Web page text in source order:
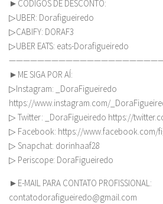
►CÓDIGOS DE DESCONTO:
▷UBER: Dorafigueiredo
▷CABIFY: DORAF3
▷UBER EATS: eats-Dorafigueiredo
►ME SIGA POR AÍ:
▷Instagram: _DoraFigueiredo
https://www.instagram.com/
▷ Twitter: _DoraFigueiredo https://
▷ Facebook: https://www.facebook.com/
▷ Snapchat: dorinhaaf28
▷ Periscope: DoraFigueiredo
►E-MAIL PARA CONTATO PROFISSIONAL:
contatodorafigueiredo@gmail.com